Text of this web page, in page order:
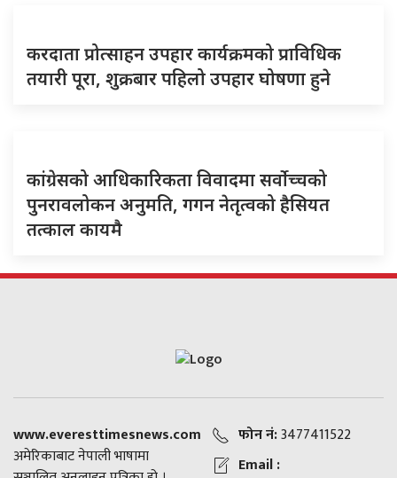
करदाता प्रोत्साहन उपहार कार्यक्रमको प्राविधिक
तयारी पूरा, शुक्रबार पहिलो उपहार घोषणा हुने
कांग्रेसको आधिकारिकता विवादमा सर्वोच्चको
पुनरावलोकन अनुमति, गगन नेतृत्वको हैसियत
तत्काल कायमै
www.everesttimesnews.com
अमेरिकाबाट नेपाली भाषामा
फोन नं:3477411522
Email :